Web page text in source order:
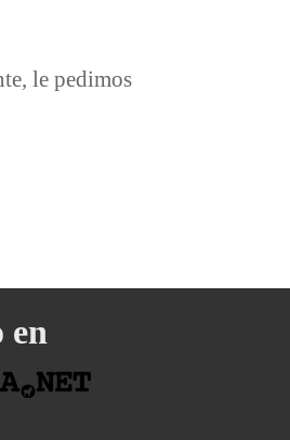
le pedimos
digna para todas"
en